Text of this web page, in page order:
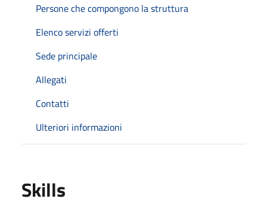
Persone che compongono la struttura
Elenco servizi offerti
Sede principale
Allegati
Contatti
Ulteriori informazioni
Skills